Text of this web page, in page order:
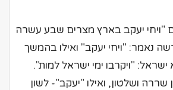
"ויחי יעקב בארץ מצרים שבע עשרה
נאמר: "ויחי יעקב" ואילו בהמשך
"ויקרבו ימי ישראל למות".
שררה ושלטון, ואילו "יעקב"- לשון